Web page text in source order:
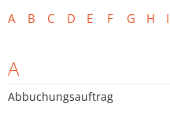
A B C D E F G H I
A
Abbuchungsauftrag